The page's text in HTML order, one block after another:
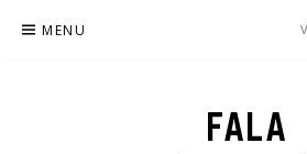
MENU
FALA